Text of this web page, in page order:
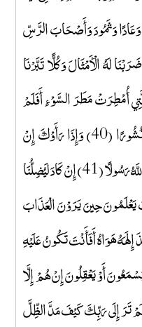
لِلظَّالِمِينَ عَذَابًا أَلِيمًا (37) وَعَادًا وَثَمُودَ وَأَصْحَابَ الرَّسِّ
كَثِيرًا (38) وَكُلًّا ضَرَبْنَا لَهُ الْأَمْثَالَ وَكُلًّا تَبَّرْنَا
الَّتِي أُمْطِرَتْ مَطَرَ السَّوْءِ أَفَلَمْ
يَكُونُوا يَرَوْنَهَا بَلْ كَانُوا لَا يَرْجُونَ نُشُورًا (40) وَإِذَا رَأَوْكَ إِنْ
يَتَّخِذُونَكَ إِلَّا هُزُوًا أَهَذَا الَّذِي بَعَثَ اللَّهُ رَسُولًا (41) إِنْ كَادَ لَيُضِلُّنَا
يَعْلَمُونَ حِينَ يَرَوْنَ الْعَذَابَ
مَنِ اتَّخَذَ إِلَهَهُ هَوَاهُ أَفَأَنْتَ تَكُونُ عَلَيْهِ
يَسْمَعُونَ أَوْ يَعْقِلُونَ إِنْ هُمْ إِلَّا
بَلْ هُمْ أَضَلُّ سَبِيلًا (44) أَلَمْ تَرَ إِلَى رَبِّكَ كَيْفَ مَدَّ الظِّلَّ